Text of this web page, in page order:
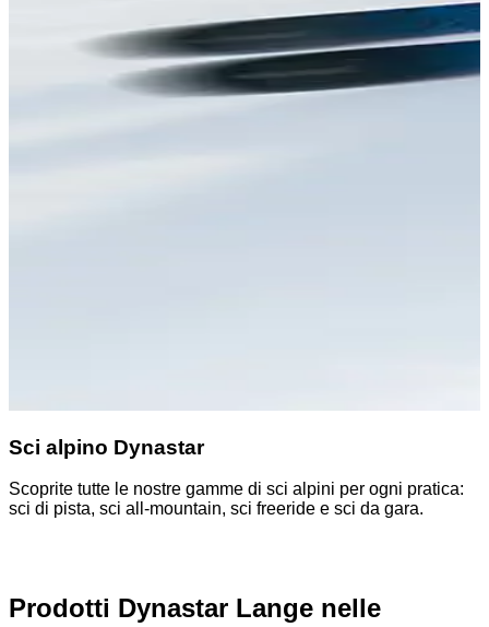
Sci alpino Dynastar
Scoprite tutte le nostre gamme di sci alpini per ogni pratica:
sci di pista, sci all-mountain, sci freeride e sci da gara.
Prodotti Dynastar Lange nelle